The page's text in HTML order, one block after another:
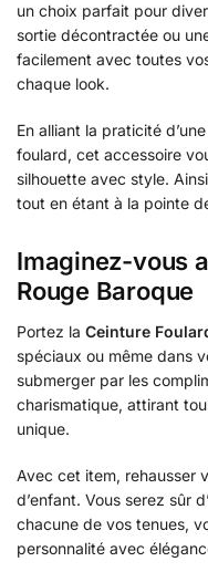
un choix parfait pour
sortie décontractée ou
facilement avec toutes
chaque look.
En alliant la praticité d’une
foulard, cet accessoire
silhouette avec style.
tout en étant à la pointe
Imaginez-vous
Rouge Baroque
Portez la Ceinture
spéciaux ou même dans
submerger par les
charismatique, attirant
unique.
Avec cet item, rehausser
d’enfant. Vous serez sûr
chacune de vos tenues,
personnalité avec